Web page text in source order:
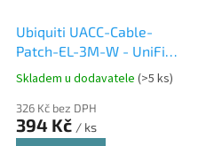
Ubiquiti UACC-Cable-
Patch-EL-3M-W - UniFi
Etherlighting Patch kabel
Skladem u dodavatele (>5 ks)
326 Kč bez DPH
394 Kč / ks